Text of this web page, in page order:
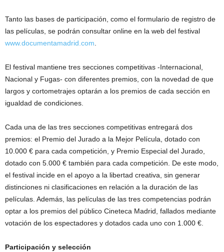
Tanto las bases de participación, como el formulario de registro de
las películas, se podrán consultar online en la web del festival
www.documentamadrid.com.
El festival mantiene tres secciones competitivas -Internacional,
Nacional y Fugas- con diferentes premios, con la novedad de que
largos y cortometrajes optarán a los premios de cada sección en
igualdad de condiciones.
Cada una de las tres secciones competitivas entregará dos
premios: el Premio del Jurado a la Mejor Película, dotado con
10.000 € para cada competición, y Premio Especial del Jurado,
dotado con 5.000 € también para cada competición. De este modo,
el festival incide en el apoyo a la libertad creativa, sin generar
distinciones ni clasificaciones en relación a la duración de las
películas. Además, las películas de las tres competencias podrán
optar a los premios del público Cineteca Madrid, fallados mediante
votación de los espectadores y dotados cada uno con 1.000 €.
Participación y selección